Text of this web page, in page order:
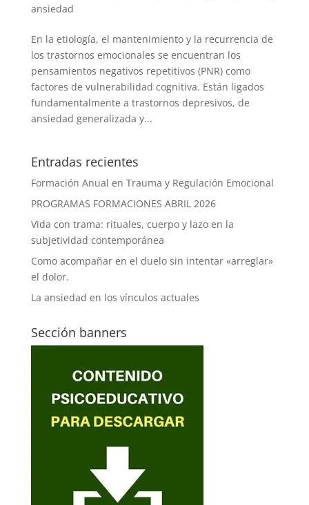
ansiedad
En la etiología, el mantenimiento y la recurrencia de
los trastornos emocionales se encuentran los
pensamientos negativos repetitivos (PNR) como
factores de vulnerabilidad cognitiva. Están ligados
fundamentalmente a trastornos depresivos, de
ansiedad generalizada y...
Entradas recientes
Formación Anual en Trauma y Regulación Emocional
PROGRAMAS FORMACIONES ABRIL 2026
Vida con trama: rituales, cuerpo y lazo en la
subjetividad contemporánea
Como acompañar en el duelo sin intentar «arreglar»
el dolor.
La ansiedad en los vínculos actuales
Sección banners